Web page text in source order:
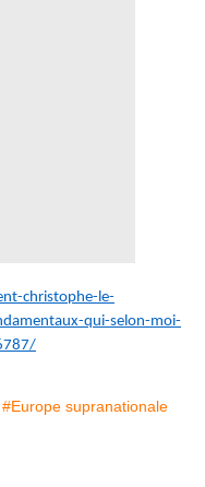
christophe-le-
qui-selon-moi-
#Europe supranationale